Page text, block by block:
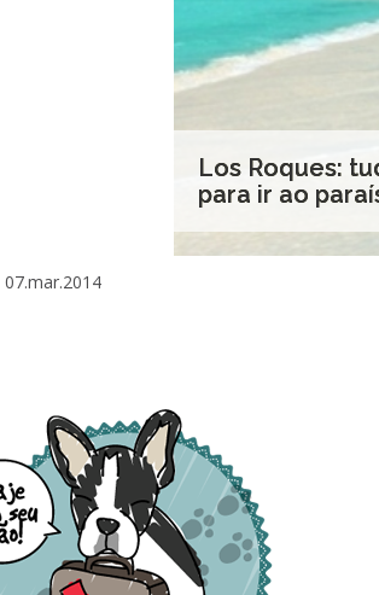
07.mar.2014
Los Roques:
para ir ao